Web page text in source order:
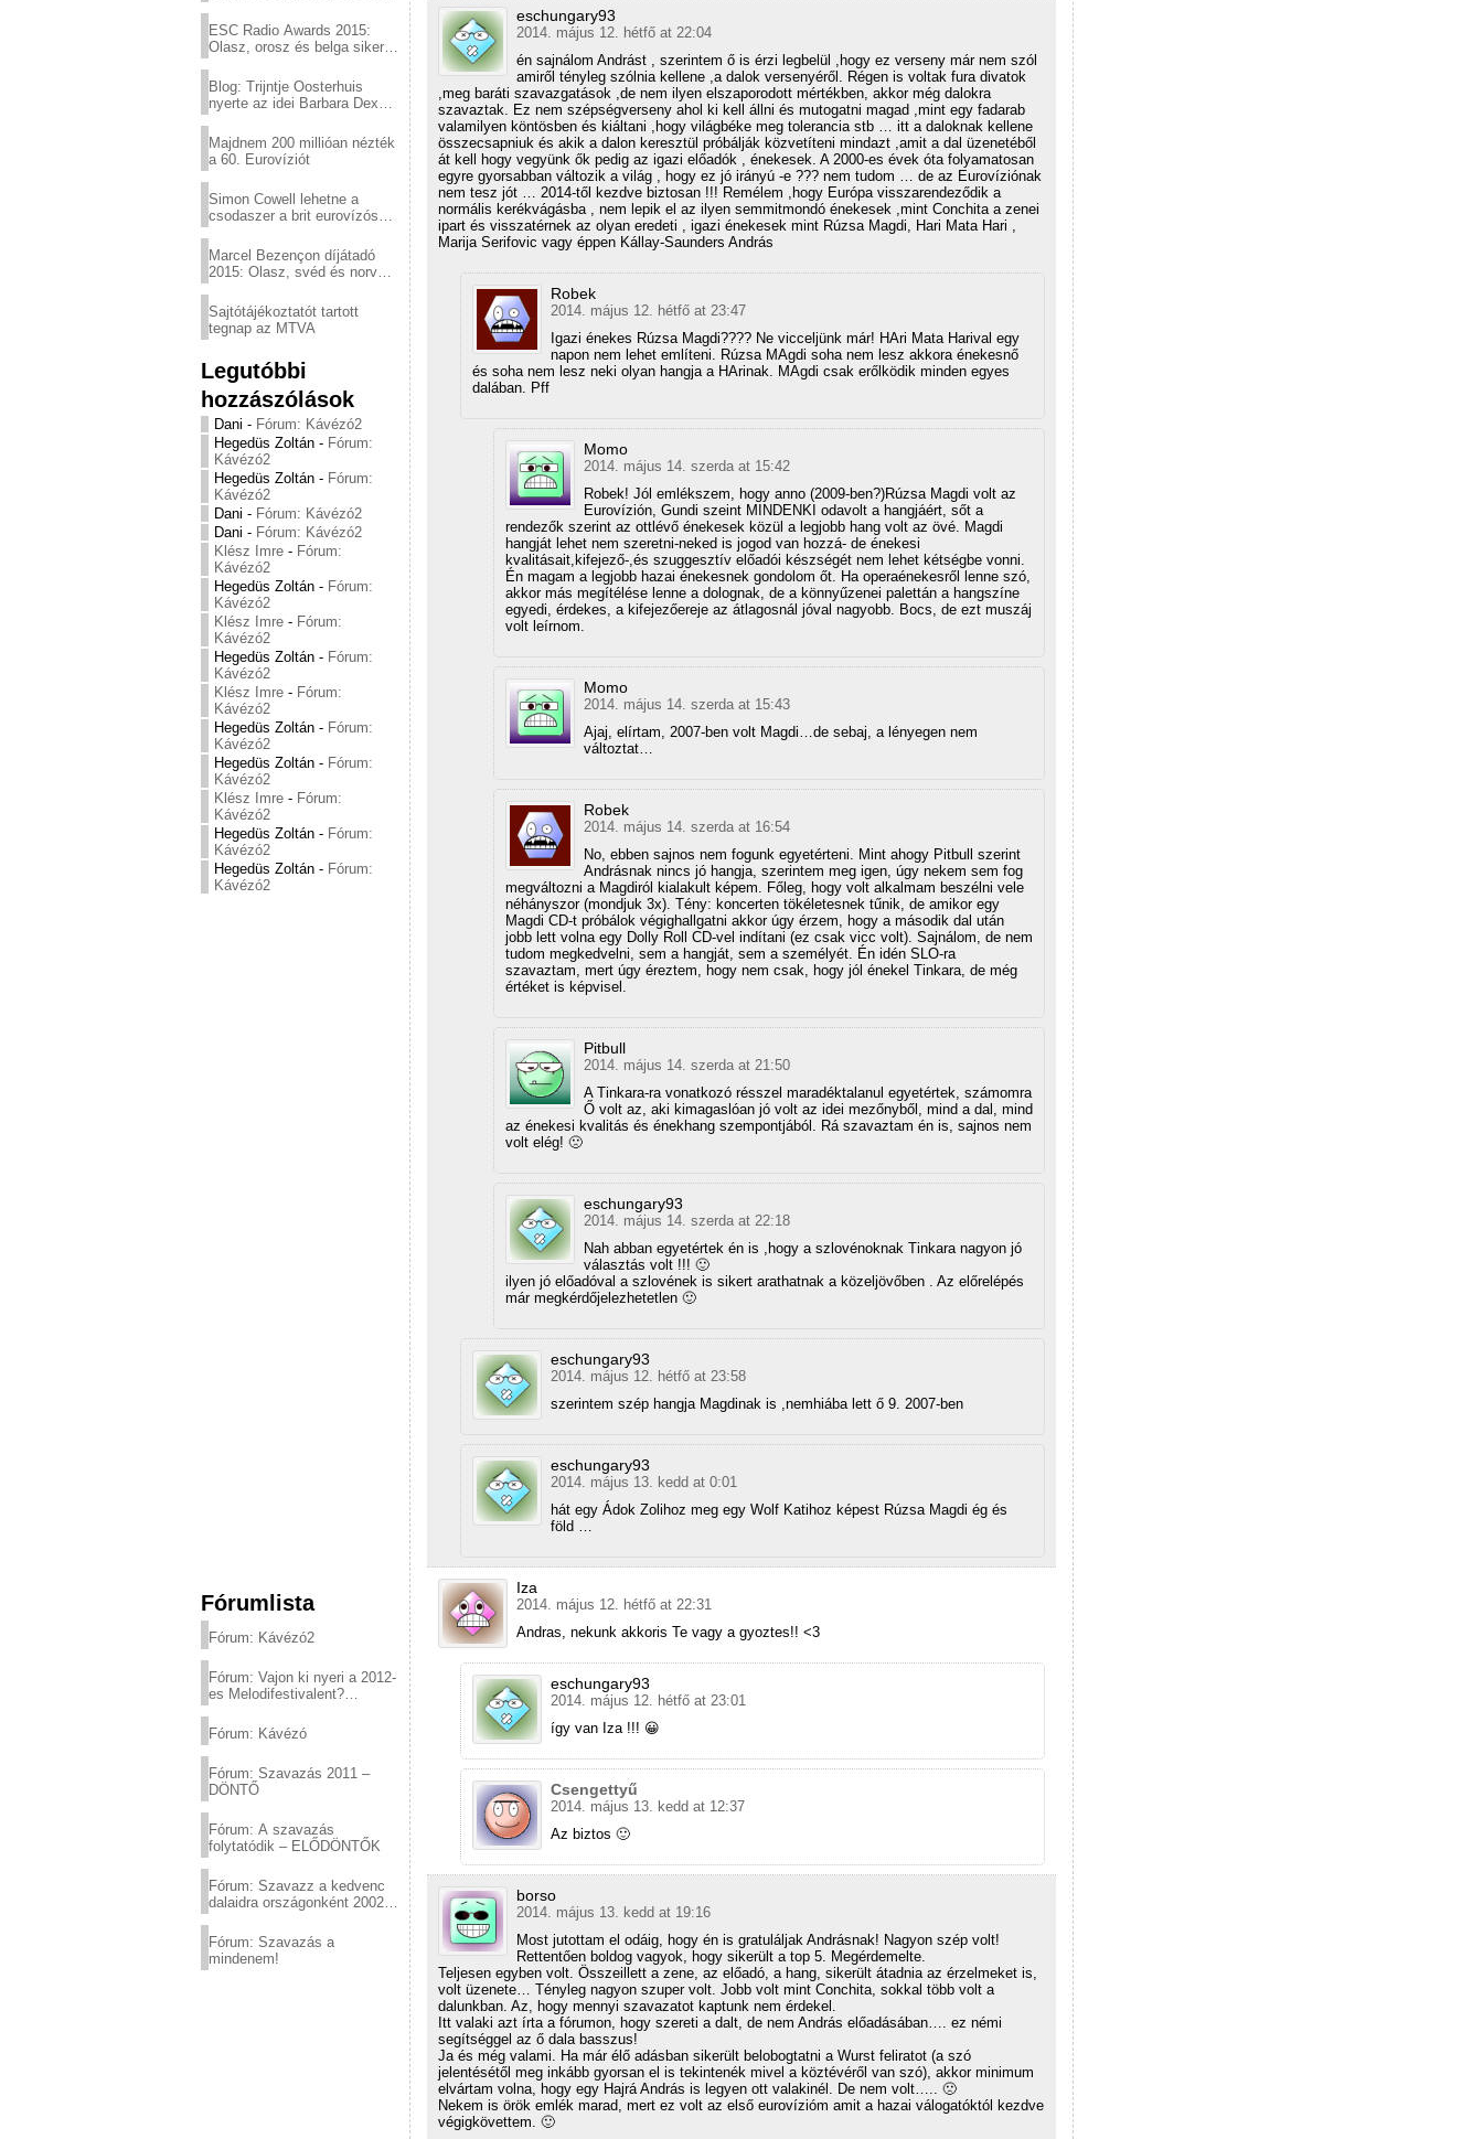
ESC Radio Awards 2015:
Olasz, orosz és belga siker,
Blog: Trijntje Oosterhuis
nyerte az idei Barbara Dex
Majdnem 200 millióan nézték
a 60. Eurovíziót
Simon Cowell lehetne a
csodaszer a brit eurovízós
Marcel Bezençon díjátadó
2015: Olasz, svéd és norvég
Sajtótájékoztatót tartott
tegnap az MTVA
Legutóbbi
hozzászólások
Dani - Fórum: Kávézó2
Hegedüs Zoltán - Fórum:
Kávézó2
Hegedüs Zoltán - Fórum:
Kávézó2
Dani - Fórum: Kávézó2
Dani - Fórum: Kávézó2
Klész Imre - Fórum:
Kávézó2
Hegedüs Zoltán - Fórum:
Kávézó2
Klész Imre - Fórum:
Kávézó2
Hegedüs Zoltán - Fórum:
Kávézó2
Klész Imre - Fórum:
Kávézó2
Hegedüs Zoltán - Fórum:
Kávézó2
Hegedüs Zoltán - Fórum:
Kávézó2
Klész Imre - Fórum:
Kávézó2
Hegedüs Zoltán - Fórum:
Kávézó2
Hegedüs Zoltán - Fórum:
Kávézó2
Fórumlista
Fórum: Kávézó2
Fórum: Vajon ki nyeri a 2012-
es Melodifestivalent?
Fórum: Kávézó
Fórum: Szavazás 2011 –
DÖNTŐ
Fórum: A szavazás
folytatódik – ELŐDÖNTŐK
Fórum: Szavazz a kedvenc
dalaidra országonként 2002
Fórum: Szavazás a
mindenem!
eschungary93
2014. május 12. hétfő at 22:04
én sajnálom Andrást , szerintem ő is érzi legbelül ,hogy ez verseny már nem szól
amiről tényleg szólnia kellene ,a dalok versenyéről. Régen is voltak fura divatok
,meg baráti szavazgatások ,de nem ilyen elszaporodott mértékben, akkor még dalokra
szavaztak. Ez nem szépségverseny ahol ki kell állni és mutogatni magad ,mint egy fadarab
valamilyen köntösben és kiáltani ,hogy világbéke meg tolerancia stb … itt a daloknak kellene
összecsapniuk és akik a dalon keresztül próbálják közvetíteni mindazt ,amit a dal üzenetéből
át kell hogy vegyünk ők pedig az igazi előadók , énekesek. A 2000-es évek óta folyamatosan
egyre gyorsabban változik a világ , hogy ez jó irányú -e ??? nem tudom … de az Eurovíziónak
nem tesz jót … 2014-től kezdve biztosan !!! Remélem ,hogy Európa visszarendeződik a
normális kerékvágásba , nem lepik el az ilyen semmitmondó énekesek ,mint Conchita a zenei
ipart és visszatérnek az olyan eredeti , igazi énekesek mint Rúzsa Magdi, Hari Mata Hari ,
Marija Serifovic vagy éppen Kállay-Saunders András
Robek
2014. május 12. hétfő at 23:47
Igazi énekes Rúzsa Magdi???? Ne vicceljünk már! HAri Mata Harival egy
napon nem lehet említeni. Rúzsa MAgdi soha nem lesz akkora énekesnő
és soha nem lesz neki olyan hangja a HArinak. MAgdi csak erőlködik minden egyes
dalában. Pff
Momo
2014. május 14. szerda at 15:42
Robek! Jól emlékszem, hogy anno (2009-ben?)Rúzsa Magdi volt az
Eurovízión, Gundi szeint MINDENKI odavolt a hangjáért, sőt a
rendezők szerint az ottlévő énekesek közül a legjobb hang volt az övé. Magdi
hangját lehet nem szeretni-neked is jogod van hozzá- de énekesi
kvalitásait,kifejező-,és szuggesztív előadói készségét nem lehet kétségbe vonni.
Én magam a legjobb hazai énekesnek gondolom őt. Ha operaénekesről lenne szó,
akkor más megítélése lenne a dolognak, de a könnyűzenei palettán a hangszíne
egyedi, érdekes, a kifejezőereje az átlagosnál jóval nagyobb. Bocs, de ezt muszáj
volt leírnom.
Momo
2014. május 14. szerda at 15:43
Ajaj, elírtam, 2007-ben volt Magdi…de sebaj, a lényegen nem
változtat…
Robek
2014. május 14. szerda at 16:54
No, ebben sajnos nem fogunk egyetérteni. Mint ahogy Pitbull szerint
Andrásnak nincs jó hangja, szerintem meg igen, úgy nekem sem fog
megváltozni a Magdiról kialakult képem. Főleg, hogy volt alkalmam beszélni vele
néhányszor (mondjuk 3x). Tény: koncerten tökéletesnek tűnik, de amikor egy
Magdi CD-t próbálok végighallgatni akkor úgy érzem, hogy a második dal után
jobb lett volna egy Dolly Roll CD-vel indítani (ez csak vicc volt). Sajnálom, de nem
tudom megkedvelni, sem a hangját, sem a személyét. Én idén SLO-ra
szavaztam, mert úgy éreztem, hogy nem csak, hogy jól énekel Tinkara, de még
értéket is képvisel.
Pitbull
2014. május 14. szerda at 21:50
A Tinkara-ra vonatkozó résszel maradéktalanul egyetértek, számomra
Ő volt az, aki kimagaslóan jó volt az idei mezőnyből, mind a dal, mind
az énekesi kvalitás és énekhang szempontjából. Rá szavaztam én is, sajnos nem
volt elég! 🙁
eschungary93
2014. május 14. szerda at 22:18
Nah abban egyetértek én is ,hogy a szlovénoknak Tinkara nagyon jó
választás volt !!! 🙂
ilyen jó előadóval a szlovének is sikert arathatnak a közeljövőben . Az előrelépés
már megkérdőjelezhetetlen 🙂
eschungary93
2014. május 12. hétfő at 23:58
szerintem szép hangja Magdinak is ,nemhiába lett ő 9. 2007-ben
eschungary93
2014. május 13. kedd at 0:01
hát egy Ádok Zolihoz meg egy Wolf Katihoz képest Rúzsa Magdi ég és
föld …
Iza
2014. május 12. hétfő at 22:31
Andras, nekunk akkoris Te vagy a gyoztes!! <3
eschungary93
2014. május 12. hétfő at 23:01
így van Iza !!! 😀
Csengettyű
2014. május 13. kedd at 12:37
Az biztos 🙂
borso
2014. május 13. kedd at 19:16
Most jutottam el odáig, hogy én is gratuláljak Andrásnak! Nagyon szép volt!
Rettentően boldog vagyok, hogy sikerült a top 5. Megérdemelte.
Teljesen egyben volt. Összeillett a zene, az előadó, a hang, sikerült átadnia az érzelmeket is,
volt üzenete… Tényleg nagyon szuper volt. Jobb volt mint Conchita, sokkal több volt a
dalunkban. Az, hogy mennyi szavazatot kaptunk nem érdekel.
Itt valaki azt írta a fórumon, hogy szereti a dalt, de nem András előadásában…. ez némi
segítséggel az ő dala basszus!
Ja és még valami. Ha már élő adásban sikerült belobogtatni a Wurst feliratot (a szó
jelentésétől meg inkább gyorsan el is tekintenék mivel a köztévéről van szó), akkor minimum
elvártam volna, hogy egy Hajrá András is legyen ott valakinél. De nem volt….. 🙁
Nekem is örök emlék marad, mert ez volt az első eurovízióm amit a hazai válogatóktól kezdve
végigkövettem. 🙂